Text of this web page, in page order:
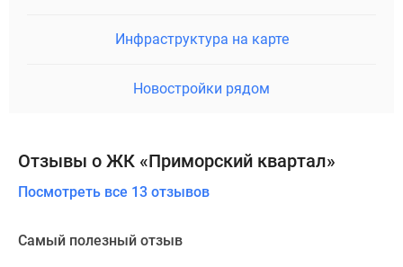
Инфраструктура на карте
Новостройки рядом
Отзывы о ЖК «Приморский квартал»
Посмотреть все 13 отзывов
Самый полезный отзыв